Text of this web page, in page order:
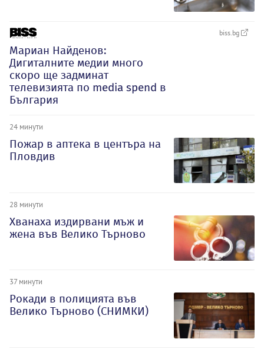
biss.bg
Мариан Найденов:
Дигиталните медии много
скоро ще задминат
телевизията по media spend в
България
24 минути
Пожар в аптека в центъра на
Пловдив
28 минути
Хванаха издирвани мъж и
жена във Велико Търново
37 минути
Рокади в полицията във
Велико Търново (СНИМКИ)